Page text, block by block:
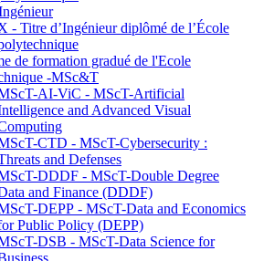
- Titre d’Ingénieur diplômé de l’École
de formation gradué de l'Ecole
-MSc&T
AI-ViC - MScT-Artificial
and Advanced Visual
CTD - MScT-Cybersecurity :
and Defenses
DDDF - MScT-Double Degree
and Finance (DDDF)
DEPP - MScT-Data and Economics
Public Policy (DEPP)
DSB - MScT-Data Science for